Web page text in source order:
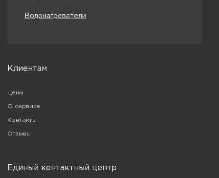
Водонагреватели
Клиентам
Цены
О сервисе
Контакты
Отзывы
Единый контактный центр